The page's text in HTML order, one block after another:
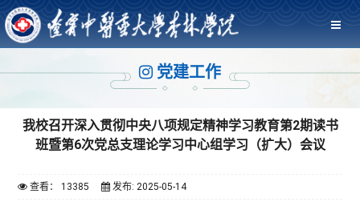
党建工作
我校召开深入贯彻中央八项规定精神学习教育第2期读书
班暨第6次党总支理论学习中心组学习（扩大）会议
查看： 13385 发布: 2025-05-14